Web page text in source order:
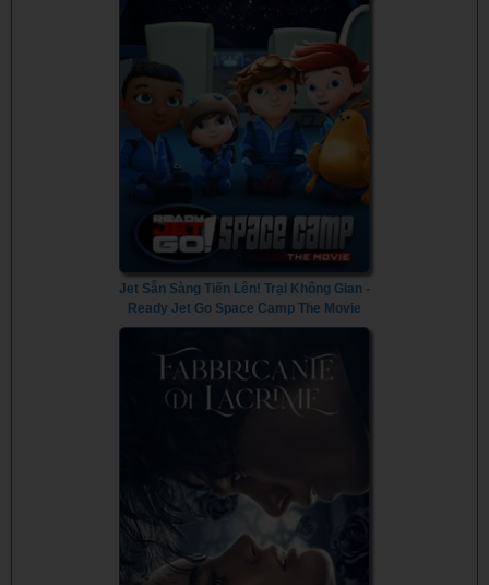
Jet Sẵn Sàng Tiến Lên! Trại Không Gian -
Ready Jet Go Space Camp The Movie
(2023) - Vietsub